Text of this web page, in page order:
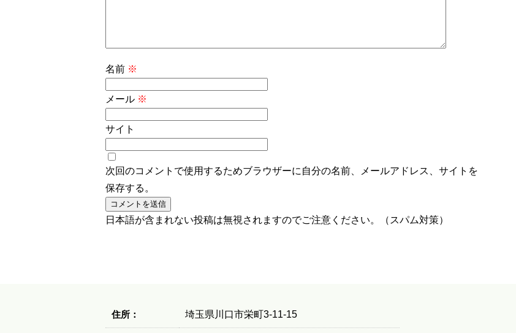
名前 ※
メール ※
サイト
次回のコメントで使用するためブラウザーに自分の名前、メールアドレス、サイトを
保存する。
日本語が含まれない投稿は無視されますのでご注意ください。（スパム対策）
住所： 埼玉県川口市栄町3-11-15